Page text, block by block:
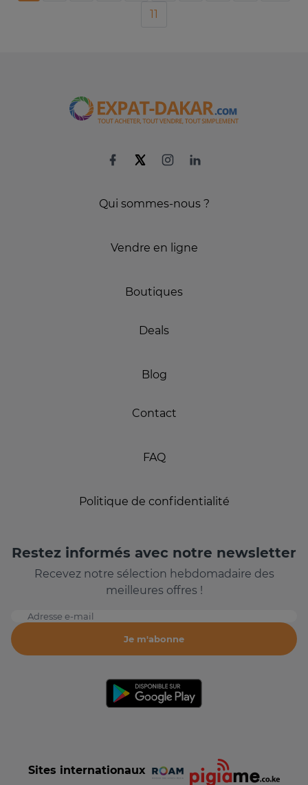
11
Qui sommes-nous ?
Vendre en ligne
Boutiques
Deals
Blog
Contact
FAQ
Politique de confidentialité
Restez informés avec notre newsletter
Recevez notre sélection hebdomadaire des
meilleures offres !
Adresse e-mail
Je m'abonne
Sites internationaux